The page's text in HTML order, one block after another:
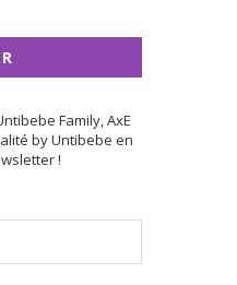
Family, AxE
by Untibebe en
!